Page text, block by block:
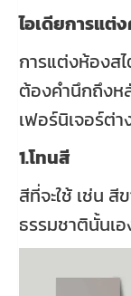
ไอเดียการแต่
การแต่งห้องสไ
ต้องคำนึกถึงห
เฟอร์นิเจอร์ต่า
1.โทนสี
สีที่จะใช้ เช่น
ธรรมชาตินั้นเ